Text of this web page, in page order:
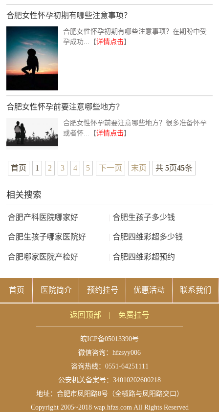
合肥女性怀孕初期有哪些注意事项？
合肥女性怀孕初期有哪些注意事项？在期盼中受
孕成功...【详情点击】
合肥女性怀孕前要注意哪些地方？
合肥女性怀孕前要注意哪些地方？很多准备怀孕
或者怀...【详情点击】
首页 1 2 3 4 5 下一页 末页 共5页45条
相关搜索
合肥产科医院哪家好 | 合肥生孩子多少钱
合肥生孩子哪家医院好 | 合肥四维彩超多少钱
合肥哪家医院产检好 | 合肥四维彩超预约
首页 医院简介 预约挂号 优惠活动 联系我们
返回顶部 | 免费挂号
皖ICP备05013390号
微信咨询： hfzsyy006
咨询热线：0551-64251111
公安机关备案号：34010202600218
地址：合肥市凤阳路8号（全椒路与凤阳路交口）
Copyright 2005~2018 wap.hfzs.com All Rights Reserved